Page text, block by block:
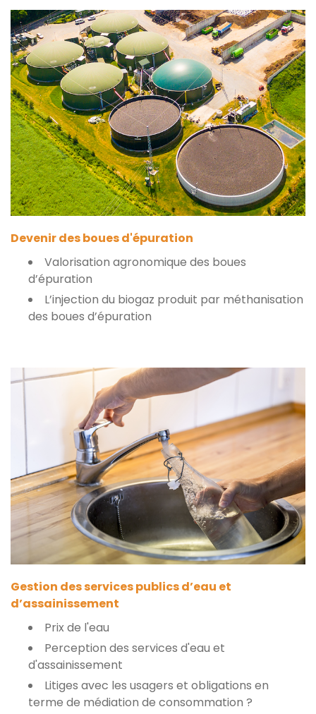
Devenir des boues d'épuration
Valorisation agronomique des boues
d’épuration
L’injection du biogaz produit par méthanisation
des boues d’épuration
Gestion des services publics d’eau et
d’assainissement
Prix de l'eau
Perception des services d'eau et
d'assainissement
Litiges avec les usagers et obligations en
terme de médiation de consommation ?